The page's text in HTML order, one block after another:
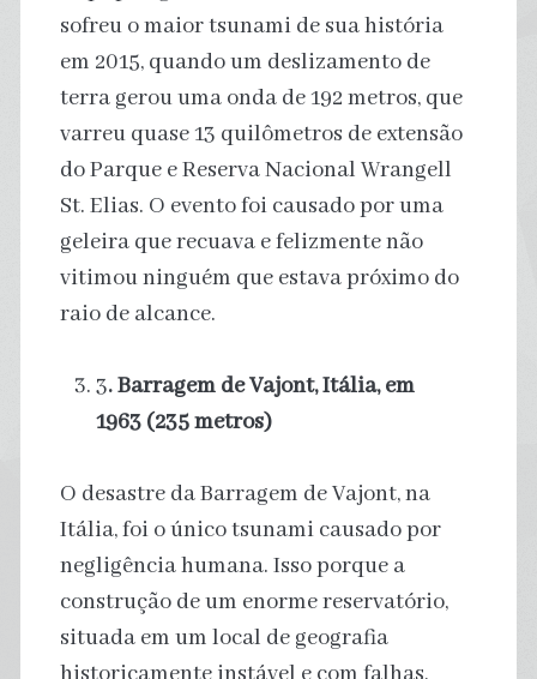
sofreu o maior tsunami de sua história
em 2015, quando um deslizamento de
terra gerou uma onda de 192 metros, que
varreu quase 13 quilômetros de extensão
do Parque e Reserva Nacional Wrangell
St. Elias. O evento foi causado por uma
geleira que recuava e felizmente não
vitimou ninguém que estava próximo do
raio de alcance.
3. Barragem de Vajont, Itália, em
1963 (235 metros)
O desastre da Barragem de Vajont, na
Itália, foi o único tsunami causado por
negligência humana. Isso porque a
construção de um enorme reservatório,
situada em um local de geografia